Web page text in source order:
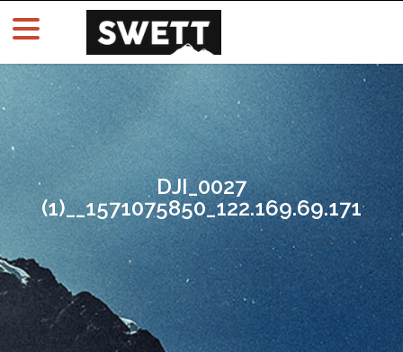
DJI_0027
(1)__1571075850_122.169.69.171